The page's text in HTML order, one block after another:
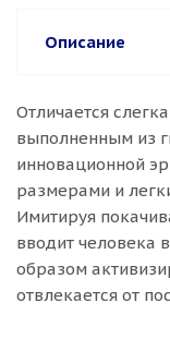
Описание
Отличается
выполненным из
инновационной
размерами и
Имитируя
вводит человека
образом
отвлекается от